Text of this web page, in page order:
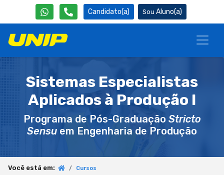
Candidato(a) Aluno(a)
Sistemas Especialistas
Aplicados à Produção I
Programa de Pós-Graduação Stricto
Sensu em Engenharia de Produção
Você está em:
Cursos